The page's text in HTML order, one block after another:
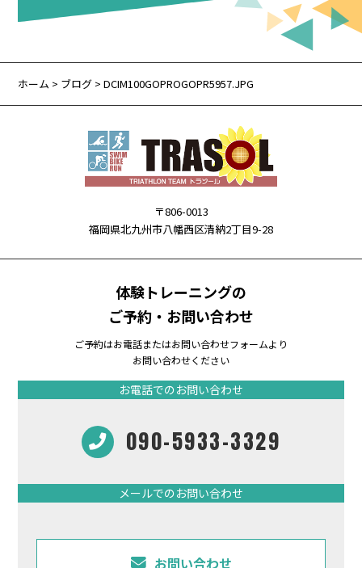
ホーム > ブログ > DCIM100GOPROGOPR5957.JPG
〒806-0013
福岡県北九州市八幡西区清納2丁目9-28
体験トレーニングの
ご予約・お問い合わせ
ご予約はお電話またはお問い合わせフォームより
お問い合わせください
お電話でのお問い合わせ
090-5933-3329
メールでのお問い合わせ
お問い合わせ